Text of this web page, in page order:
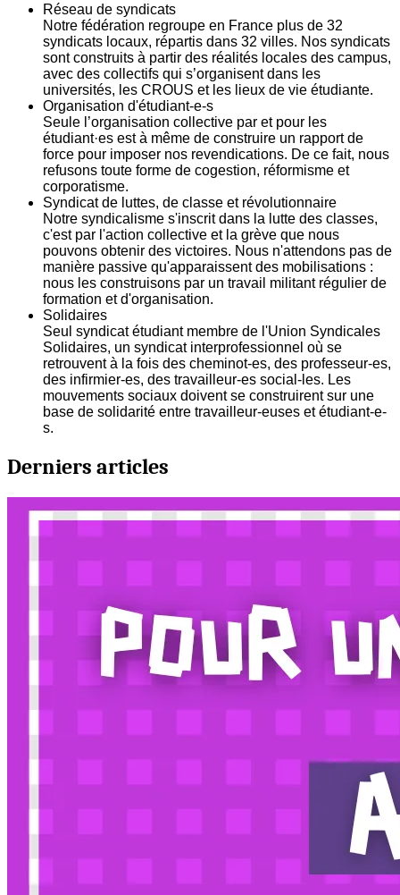
Réseau de syndicats
Notre fédération regroupe en France plus de 32
syndicats locaux, répartis dans 32 villes. Nos syndicats
sont construits à partir des réalités locales des campus,
avec des collectifs qui s’organisent dans les
universités, les CROUS et les lieux de vie étudiante.
Organisation d'étudiant-e-s
Seule l’organisation collective par et pour les
étudiant·es est à même de construire un rapport de
force pour imposer nos revendications. De ce fait, nous
refusons toute forme de cogestion, réformisme et
corporatisme.
Syndicat de luttes, de classe et révolutionnaire
Notre syndicalisme s'inscrit dans la lutte des classes,
c'est par l'action collective et la grève que nous
pouvons obtenir des victoires. Nous n'attendons pas de
manière passive qu'apparaissent des mobilisations :
nous les construisons par un travail militant régulier de
formation et d'organisation.
Solidaires
Seul syndicat étudiant membre de l'Union Syndicales
Solidaires, un syndicat interprofessionnel où se
retrouvent à la fois des cheminot-es, des professeur-es,
des infirmier-es, des travailleur-es social-les. Les
mouvements sociaux doivent se construirent sur une
base de solidarité entre travailleur-euses et étudiant-e-
s.
Derniers articles